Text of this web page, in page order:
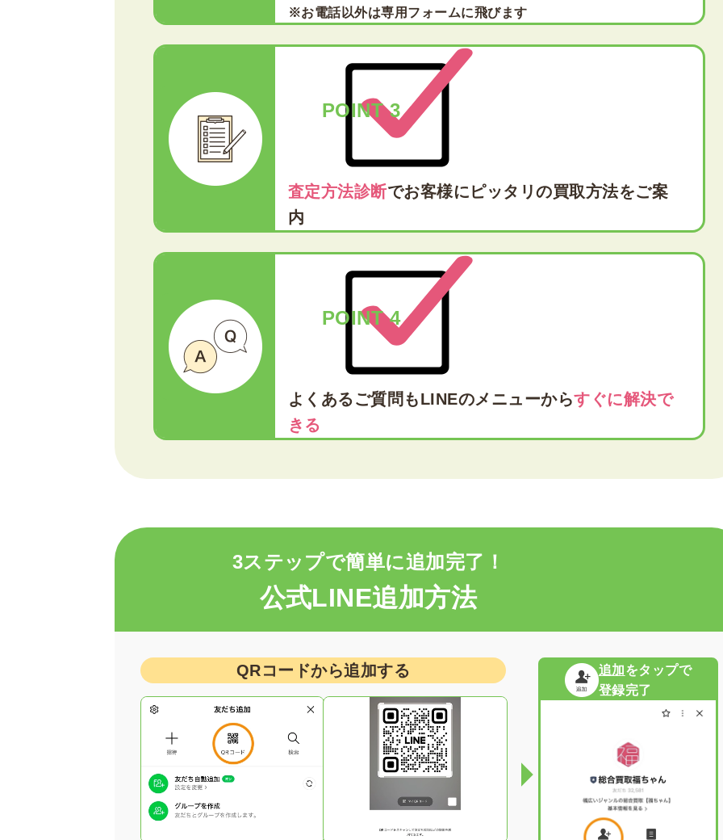
※お電話以外は専用フォームに飛びます
POINT 3
査定方法診断でお客様にピッタリの買取方法をご案
内
POINT 4
よくあるご質問もLINEのメニューからすぐに解決で
きる
3ステップで簡単に追加完了！
公式LINE追加方法
QRコードから追加する 追加をタップで
登録完了